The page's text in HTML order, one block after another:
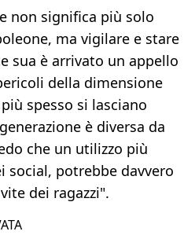
non significa più solo
ma vigilare e stare
sua è arrivato un appello
della dimensione
spesso si lasciano
è diversa da
che un utilizzo più
potrebbe davvero
dei ragazzi".